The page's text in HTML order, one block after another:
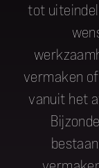
tot
vermaken
vanuit het